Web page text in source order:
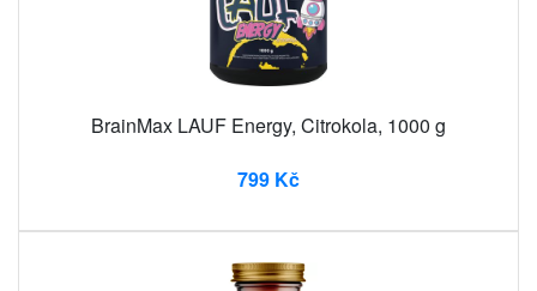
BrainMax LAUF Energy, Citrokola, 1000 g
799 Kč